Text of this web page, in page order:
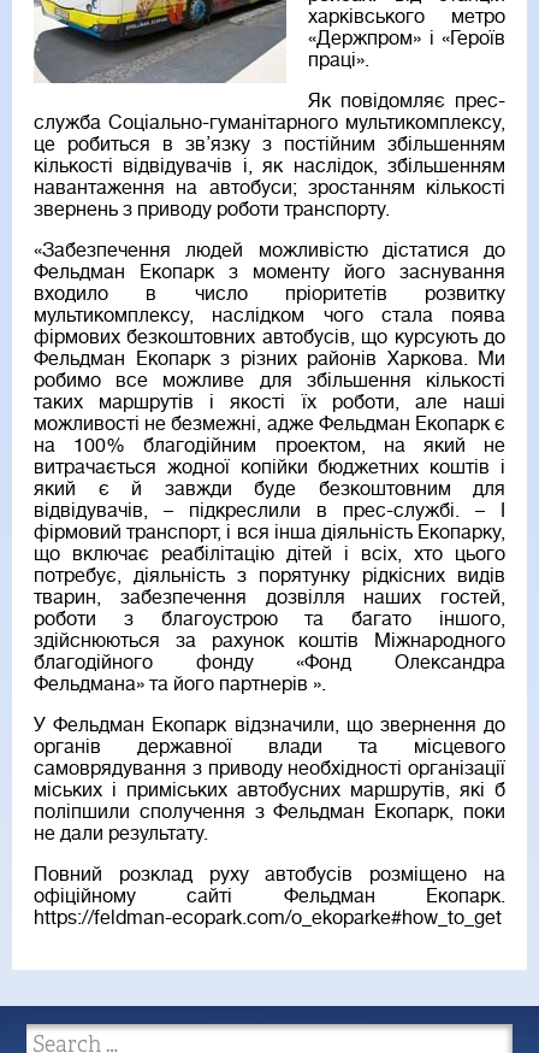
харківського метро
«Держпром» і «Героїв
праці».
Як повідомляє прес-
служба Соціально-гуманітарного мультикомплексу,
це робиться в зв’язку з постійним збільшенням
кількості відвідувачів і, як наслідок, збільшенням
навантаження на автобуси; зростанням кількості
звернень з приводу роботи транспорту.
«Забезпечення людей можливістю дістатися до
Фельдман Екопарк з моменту його заснування
входило в число пріоритетів розвитку
мультикомплексу, наслідком чого стала поява
фірмових безкоштовних автобусів, що курсують до
Фельдман Екопарк з різних районів Харкова. Ми
робимо все можливе для збільшення кількості
таких маршрутів і якості їх роботи, але наші
можливості не безмежні, адже Фельдман Екопарк є
на 100% благодійним проектом, на який не
витрачається жодної копійки бюджетних коштів і
який є й завжди буде безкоштовним для
відвідувачів, – підкреслили в прес-службі. – І
фірмовий транспорт, і вся інша діяльність Екопарку,
що включає реабілітацію дітей і всіх, хто цього
потребує, діяльність з порятунку рідкісних видів
тварин, забезпечення дозвілля наших гостей,
роботи з благоустрою та багато іншого,
здійснюються за рахунок коштів Міжнародного
благодійного фонду «Фонд Олександра
Фельдмана» та його партнерів ».
У Фельдман Екопарк відзначили, що звернення до
органів державної влади та місцевого
самоврядування з приводу необхідності організації
міських і приміських автобусних маршрутів, які б
поліпшили сполучення з Фельдман Екопарк, поки
не дали результату.
Повний розклад руху автобусів розміщено на
офіційному сайті Фельдман Екопарк.
https://feldman-ecopark.com/o_ekoparke#how_to_get